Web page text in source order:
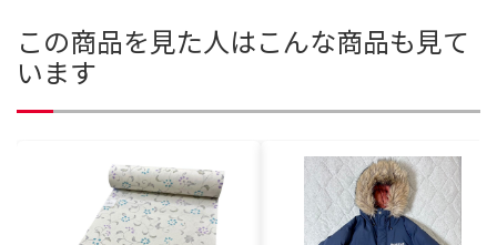
この商品を見た人はこんな商品も見て
います